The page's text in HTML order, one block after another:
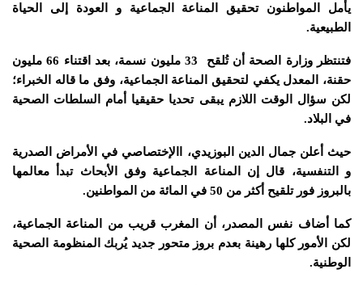
يأمل المواطنون تحقيق المناعة الجماعية و العودة إلى الحياة
الطبيعية.
فتنتظروزارة الصحة
أن تُلقح 33 مليون نسمة، بعد اقتناء 66 مليون
حقنة، المعدل يكفي لتحقيق المناعة الجماعية، وفق ما قاله الخبراء؛
لكن سؤال الوقت اللازم يبقى تحديا حقيقيا أمام السلطات الصحية
في البلاد.
حيث أعلن جمال الدين البوزيدي، االإختصاصي في الأمراض الصدرية
و التنفسية، قال إن المناعة الجماعية وفق الأبحاث تبدأ معالمها
بالبروز فور تلقيح أكثر من 50 في المائة من المواطنين.
كما أضاف نفس المصدر، أن المغرب قريب من المناعة الجماعية،
لكن الأمور كلها رهينة بعدم بروز متحور جديد يُربك المنظومة الصحية
الوطنية.